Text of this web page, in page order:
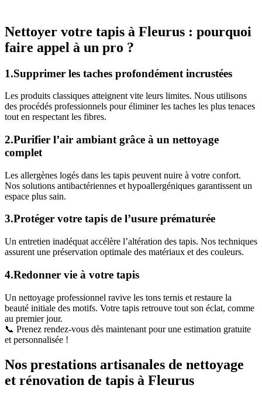
Nettoyer votre tapis à Fleurus : pourquoi
faire appel à un pro ?
1.Supprimer les taches profondément incrustées
Les produits classiques atteignent vite leurs limites. Nous utilisons
des procédés professionnels pour éliminer les taches les plus tenaces
tout en respectant les fibres.
2.Purifier l’air ambiant grâce à un nettoyage
complet
Les allergènes logés dans les tapis peuvent nuire à votre confort.
Nos solutions antibactériennes et hypoallergéniques garantissent un
espace plus sain.
3.Protéger votre tapis de l’usure prématurée
Un entretien inadéquat accélère l’altération des tapis. Nos techniques
assurent une préservation optimale des matériaux et des couleurs.
4.Redonner vie à votre tapis
Un nettoyage professionnel ravive les tons ternis et restaure la
beauté initiale des motifs. Votre tapis retrouve tout son éclat, comme
au premier jour.
📞 Prenez rendez-vous dès maintenant pour une estimation gratuite
et personnalisée !
Nos prestations artisanales de nettoyage
et rénovation de tapis à Fleurus